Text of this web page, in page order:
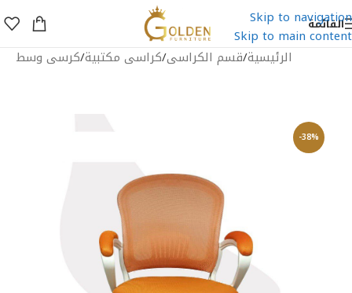
Skip to navigation
Skip to main content
القائمة
الرئيسية/قسم الكراسى/كراسى مكتبية/كرسى وسط
-38%